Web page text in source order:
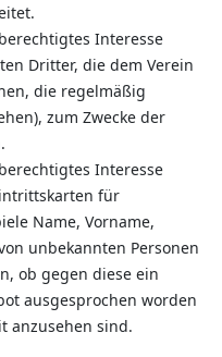
Interesse
Dritter, die dem Verein
die regelmäßig
zum Zwecke der
Interesse
für
Name, Vorname,
unbekannten Personen
ob gegen diese ein
ausgesprochen worden
anzusehen sind.